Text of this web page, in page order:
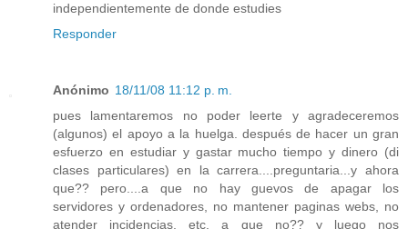
independientemente de donde estudies
Responder
Anónimo 18/11/08 11:12 p. m.
pues lamentaremos no poder leerte y agradeceremos
(algunos) el apoyo a la huelga. después de hacer un gran
esfuerzo en estudiar y gastar mucho tiempo y dinero (di
clases particulares) en la carrera....preguntaria...y ahora
que?? pero....a que no hay guevos de apagar los
servidores y ordenadores, no mantener paginas webs, no
atender incidencias, etc. a que no?? y luego nos